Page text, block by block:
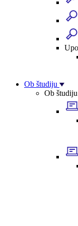
Ob študiju
Ob študiju